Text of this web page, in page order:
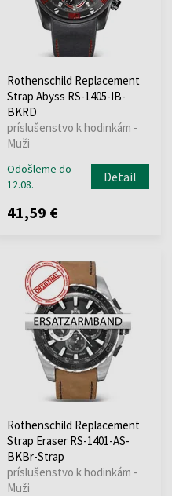
Rothenschild Replacement
Strap Abyss RS-1405-IB-
BKRD
príslušenstvo k hodinkám -
Muži
Odošleme do
12.08.
Detail
41,59 €
Rothenschild Replacement
Strap Eraser RS-1401-AS-
BKBr-Strap
príslušenstvo k hodinkám -
Muži